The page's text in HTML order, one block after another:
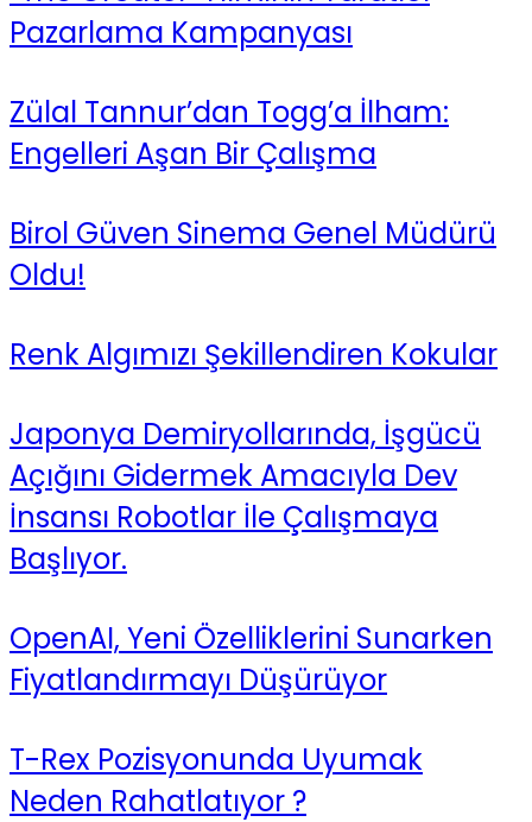
Pazarlama Kampanyası
Zülal Tannur’dan Togg’a İlham:
Engelleri Aşan Bir Çalışma
Birol Güven Sinema Genel Müdürü
Oldu!
Renk Algımızı Şekillendiren Kokular
Japonya Demiryollarında, İşgücü
Açığını Gidermek Amacıyla Dev
İnsansı Robotlar İle Çalışmaya
Başlıyor.
OpenAI, Yeni Özelliklerini Sunarken
Fiyatlandırmayı Düşürüyor
T-Rex Pozisyonunda Uyumak
Neden Rahatlatıyor ?